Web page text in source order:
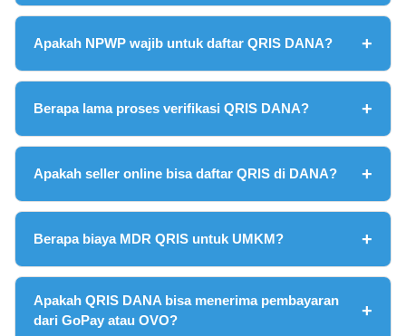
Apakah NPWP wajib untuk daftar QRIS DANA?
Berapa lama proses verifikasi QRIS DANA?
Apakah seller online bisa daftar QRIS di DANA?
Berapa biaya MDR QRIS untuk UMKM?
Apakah QRIS DANA bisa menerima pembayaran
dari GoPay atau OVO?